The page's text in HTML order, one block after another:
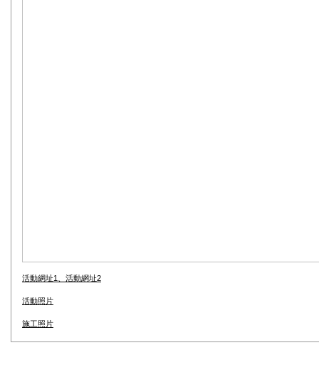
活動網址1、活動網址2
活動照片
施工照片